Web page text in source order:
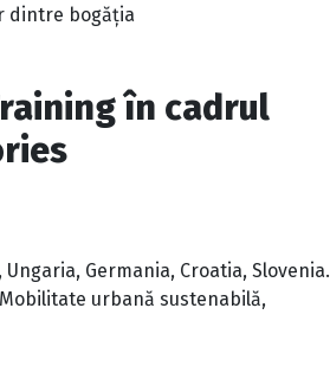
dintre bogăția
în cadrul
Germania, Croatia, Slovenia.
urbană sustenabilă,